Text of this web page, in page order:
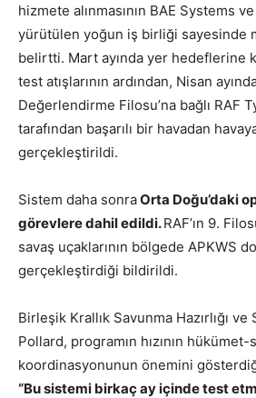
hizmete alınmasının BAE Systems
yürütülen yoğun iş birliği sayesinde
belirtti. Mart ayında yer hedeflerine
test atışlarının ardından, Nisan
Değerlendirme Filosu’na bağlı RAF
tarafından başarılı bir havadan
gerçekleştirildi.
Sistem daha sonraOrta Doğu’daki
görevlere dahil edildi.RAF’ın 9.
savaş uçaklarının bölgede APKWS
gerçekleştirdiği bildirildi.
Birleşik Krallık Savunma Hazırlığı ve
Pollard, programın hızının hükümet-
koordinasyonunun önemini
“Bu sistemi birkaç ay içinde test